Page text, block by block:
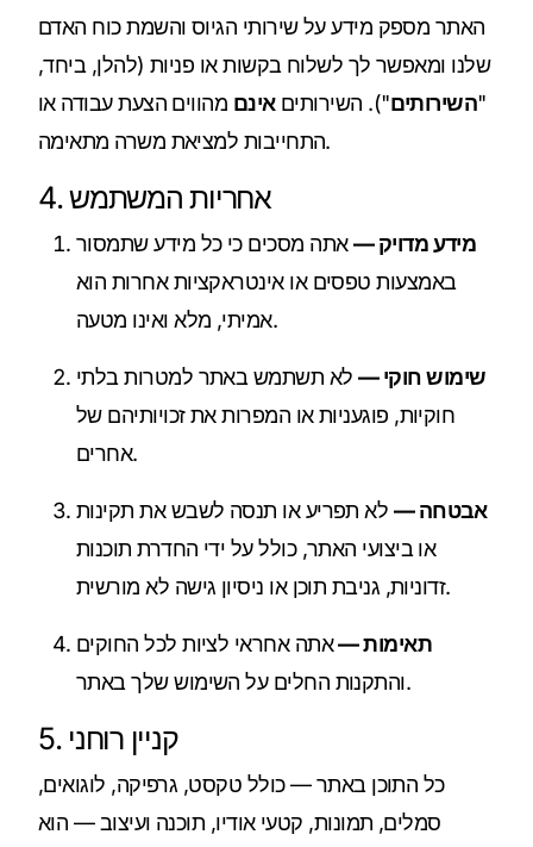
האתר מספק מידע על שירותי הגיוס והשמת כוח האדם
שלנו ומאפשר לך לשלוח בקשות או פניות (להלן, ביחד,
"השירותים"). השירותיםאינם מהווים הצעת עבודה או
התחייבות למציאת משרה מתאימה.
4. אחריות המשתמש
מידע מדויק —אתה מסכים כי כל מידע שתמסור
באמצעות טפסים או אינטראקציות אחרות הוא
אמיתי, מלא ואינו מטעה.
שימוש חוקי — לא תשתמש באתר למטרות בלתי
חוקיות, פוגעניות או המפרות את זכויותיהם של
אחרים.
אבטחה — לא תפריע או תנסה לשבש את תקינות
או ביצועי האתר, כולל על ידי החדרת תוכנות
זדוניות, גניבת תוכן או ניסיון גישה לא מורשית.
תאימות —אתה אחראי לציות לכל החוקים
והתקנות החלים על השימוש שלך באתר.
5. קניין רוחני
כל התוכן באתר — כולל טקסט, גרפיקה, לוגואים,
סמלים, תמונות, קטעי אודיו, תוכנה ועיצוב — הוא